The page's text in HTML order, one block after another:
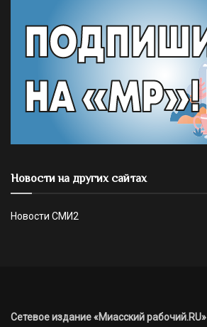
Новости на других сайтах
Новости СМИ2
Сетевое издание «Миасский рабочий.RU»